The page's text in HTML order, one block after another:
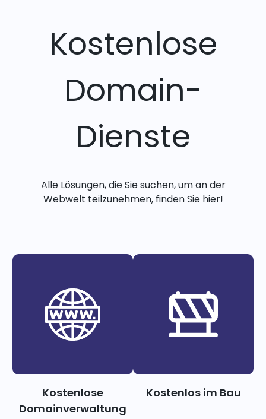
Kostenlose
Domain-
Dienste
Alle Lösungen, die Sie suchen, um an der
Webwelt teilzunehmen, finden Sie hier!
Kostenlose
Domainverwaltung
Kostenlos im Bau